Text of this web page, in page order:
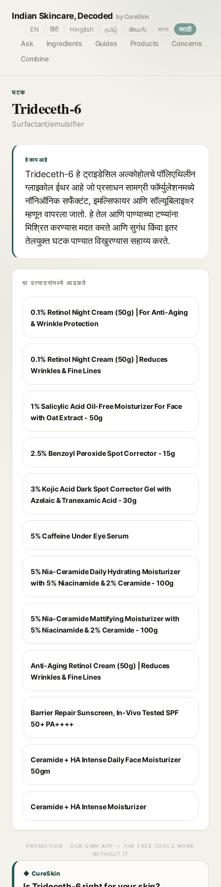
Indian Skincare, Decoded by CureSkin
Ask Ingredients Guides Products
Concerns
Combine
EN हिंदी Hinglish தமிழ் తెలుగు বাংলা मराठी
घटक
Trideceth-6
Surfactant/emulsifier
हे काय आहे
Trideceth-6 हे ट्राइडेसिल अल्कोहोलचे पॉलिएथिलीन
ग्लाइकोल ईथर आहे जो प्रसाधन सामग्री फॉर्म्युलेशनमध्ये
नॉनिऑनिक सर्फॅक्टंट, इमल्सिफायर आणि सॉल्यूबिलाइজर
म्हणून वापरला जातो. हे तेल आणि पाण्याच्या टप्प्यांना
मिश्रित करण्यास मदत करते आणि सुगंध किंवा इतर
तेलयुक्त घटक पाण्यात विखुरण्यास सहाय्य करते.
या उत्पादनांमध्ये आढळते
0.1% Retinol Night Cream (50g) | For Anti-Aging
& Wrinkle Protection
0.1% Retinol Night Cream (50g) | Reduces
Wrinkles & Fine Lines
1% Salicylic Acid Oil-Free Moisturizer For Face
with Oat Extract - 50g
2.5% Benzoyl Peroxide Spot Corrector - 15g
3% Kojic Acid Dark Spot Corrector Gel with
Azelaic & Tranexamic Acid - 30g
5% Caffeine Under Eye Serum
5% Nia-Ceramide Daily Hydrating Moisturizer
with 5% Niacinamide & 2% Ceramide - 100g
5% Nia-Ceramide Mattifying Moisturizer with
5% Niacinamide & 2% Ceramide - 100g
Anti-Aging Retinol Cream (50g) | Reduces
Wrinkles & Fine Lines
Barrier Repair Sunscreen, In-Vivo Tested SPF
50+ PA++++
Ceramide + HA Intense Daily Face Moisturizer
50gm
Ceramide + HA Intense Moisturizer
PROMOTION · OUR OWN APP — THE FREE TOOLS WORK
WITHOUT IT
◆ CureSkin